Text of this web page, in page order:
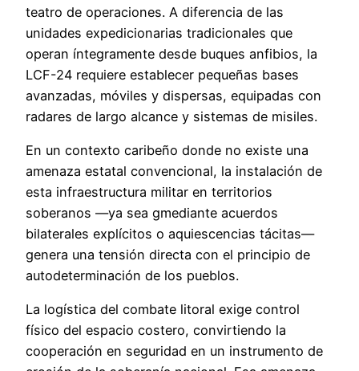
teatro de operaciones. A diferencia de las
unidades expedicionarias tradicionales que
operan íntegramente desde buques anfibios, la
LCF-24 requiere establecer pequeñas bases
avanzadas, móviles y dispersas, equipadas con
radares de largo alcance y sistemas de misiles.
En un contexto caribeño donde no existe una
amenaza estatal convencional, la instalación de
esta infraestructura militar en territorios
soberanos —ya sea gmediante acuerdos
bilaterales explícitos o aquiescencias tácitas—
genera una tensión directa con el principio de
autodeterminación de los pueblos.
La logística del combate litoral exige control
físico del espacio costero, convirtiendo la
cooperación en seguridad en un instrumento de